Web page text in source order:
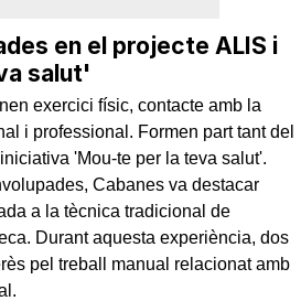
en el projecte ALIS i
salut'
exercici físic, contacte amb la
i professional. Formen part tant del
'Mou-te per la teva salut'.
Cabanes va destacar
a la tècnica tradicional de
Durant aquesta experiència, dos
pel treball manual relacionat amb